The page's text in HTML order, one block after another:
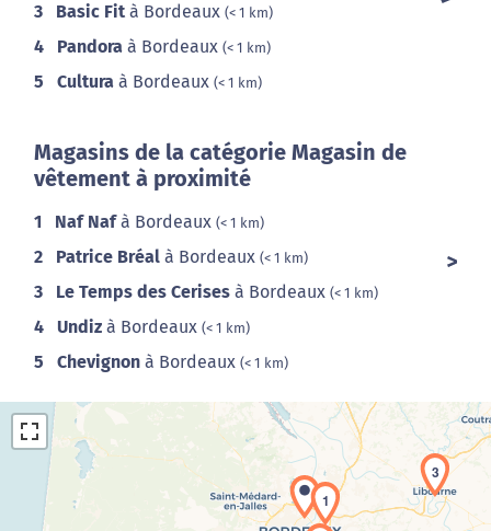
3 Basic Fit à Bordeaux (< 1 km)
4 Pandora à Bordeaux (< 1 km)
5 Cultura à Bordeaux (< 1 km)
Magasins de la catégorie Magasin de
vêtement à proximité
1 Naf Nafà Bordeaux (< 1 km)
2 Patrice Bréal à Bordeaux (< 1 km)
3 Le Temps des Cerises à Bordeaux (< 1 km)
4 Undiz à Bordeaux (< 1 km)
5 Chevignon à Bordeaux (< 1 km)
1
3